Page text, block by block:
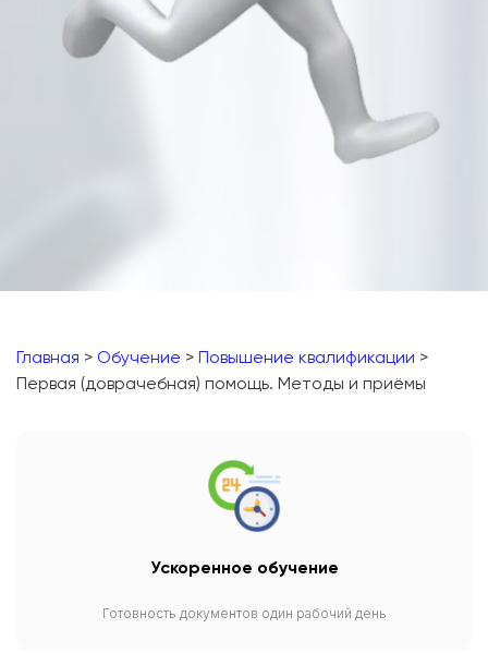
Главная > Обучение > Повышение квалификации >
Первая (доврачебная) помощь. Методы и приёмы
Ускоренное обучение
Готовность документов один рабочий день